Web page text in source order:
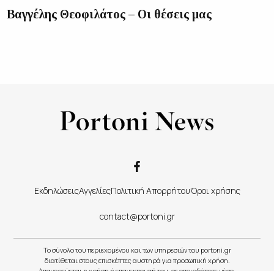
Βαγγέλης Θεοφιλάτος – Οι θέσεις μας
ΕκδηλώσειςΑγγελίεςΠολιτική ΑπορρήτουΌροι χρήσης
contact@portoni.gr
Το σύνολο του περιεχομένου και των υπηρεσιών του portoni.gr
διατίθεται στους επισκέπτες αυστηρά για προσωπική χρήση.